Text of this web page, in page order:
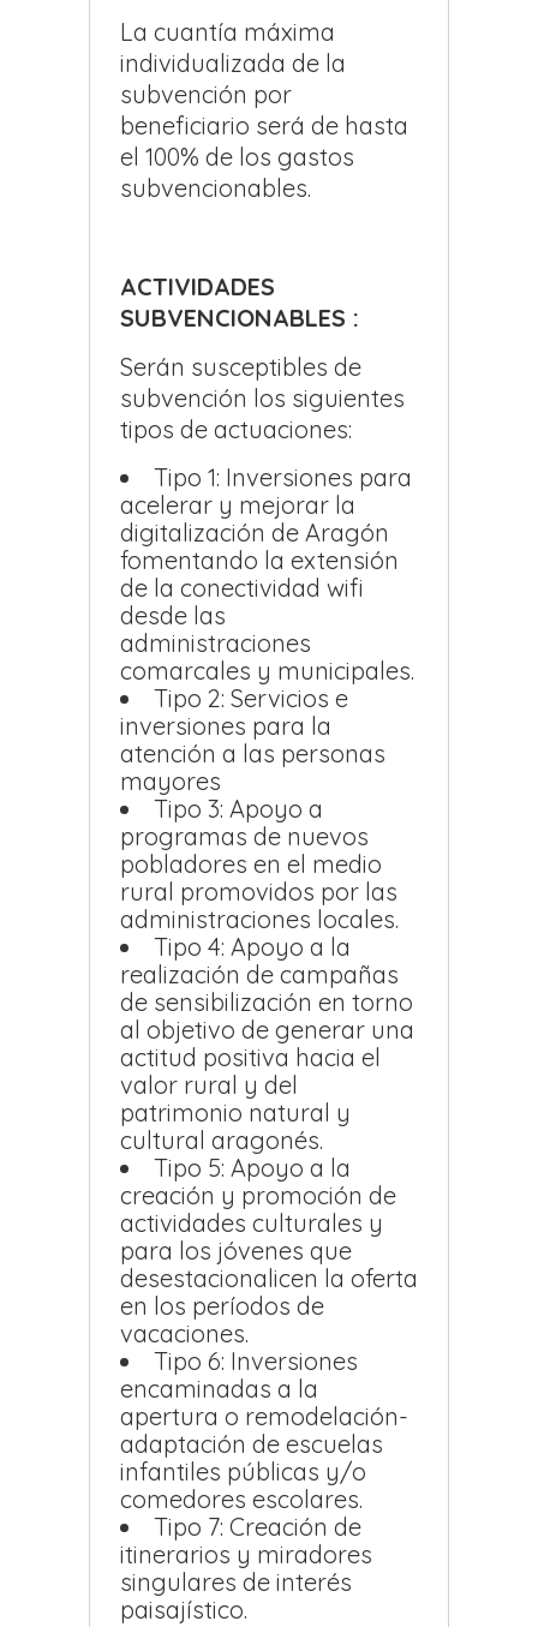
La cuantía máxima
individualizada de la
subvención por
beneficiario será de hasta
el 100% de los gastos
subvencionables.
ACTIVIDADES
SUBVENCIONABLES :
Serán susceptibles de
subvención los siguientes
tipos de actuaciones:
Tipo 1: Inversiones para
acelerar y mejorar la
digitalización de Aragón
fomentando la extensión
de la conectividad wifi
desde las
administraciones
comarcales y municipales.
Tipo 2: Servicios e
inversiones para la
atención a las personas
mayores
Tipo 3: Apoyo a
programas de nuevos
pobladores en el medio
rural promovidos por las
administraciones locales.
Tipo 4: Apoyo a la
realización de campañas
de sensibilización en torno
al objetivo de generar una
actitud positiva hacia el
valor rural y del
patrimonio natural y
cultural aragonés.
Tipo 5: Apoyo a la
creación y promoción de
actividades culturales y
para los jóvenes que
desestacionalicen la oferta
en los períodos de
vacaciones.
Tipo 6: Inversiones
encaminadas a la
apertura o remodelación-
adaptación de escuelas
infantiles públicas y/o
comedores escolares.
Tipo 7: Creación de
itinerarios y miradores
singulares de interés
paisajístico.